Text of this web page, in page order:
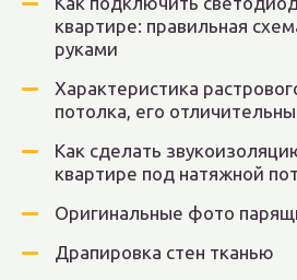
квартире: правильная
руками
Характеристика
потолка, его
Как сделать
квартире под натяжной
Оригинальные фото
Драпировка стен тканью